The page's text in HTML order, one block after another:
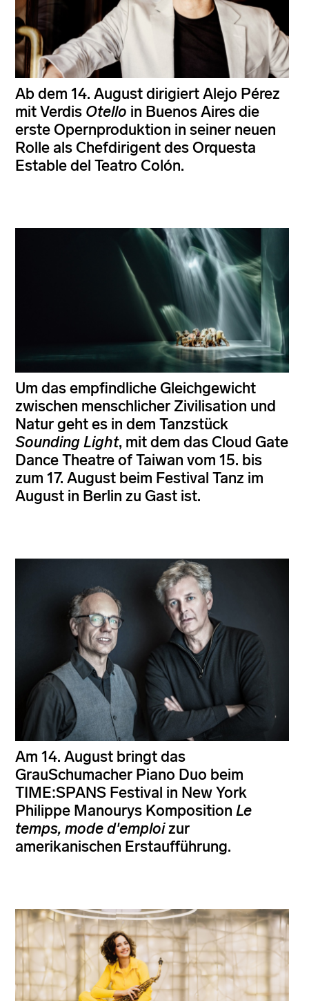
Ab dem 14. August dirigiert Alejo Pérez
mit Verdis Otello in Buenos Aires die
erste Opernproduktion in seiner neuen
Rolle als Chefdirigent des Orquesta
Estable del Teatro Colón.
Um das empfindliche Gleichgewicht
zwischen menschlicher Zivilisation und
Natur geht es in dem Tanzstück
Sounding Light, mit dem das Cloud Gate
Dance Theatre of Taiwan vom 15. bis
zum 17. August beim Festival Tanz im
August in Berlin zu Gast ist.
Am 14. August bringt das
GrauSchumacher Piano Duo beim
TIME:SPANS Festival in New York
Philippe Manourys Komposition Le
temps, mode d'emploizur
amerikanischen Erstaufführung.